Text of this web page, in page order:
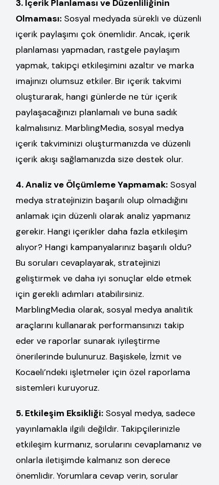
3. İçerik Planlaması ve Düzenliliğinin
Olmaması: Sosyal medyada sürekli ve düzenli
içerik paylaşımı çok önemlidir. Ancak, içerik
planlaması yapmadan, rastgele paylaşım
yapmak, takipçi etkileşimini azaltır ve marka
imajınızı olumsuz etkiler. Bir içerik takvimi
oluşturarak, hangi günlerde ne tür içerik
paylaşacağınızı planlamalı ve buna sadık
kalmalısınız. MarblingMedia, sosyal medya
içerik takviminizi oluşturmanızda ve düzenli
içerik akışı sağlamanızda size destek olur.
4. Analiz ve Ölçümleme Yapmamak: Sosyal
medya stratejinizin başarılı olup olmadığını
anlamak için düzenli olarak analiz yapmanız
gerekir. Hangi içerikler daha fazla etkileşim
alıyor? Hangi kampanyalarınız başarılı oldu?
Bu soruları cevaplayarak, stratejinizi
geliştirmek ve daha iyi sonuçlar elde etmek
için gerekli adımları atabilirsiniz.
MarblingMedia olarak, sosyal medya analitik
araçlarını kullanarak performansınızı takip
eder ve raporlar sunarak iyileştirme
önerilerinde bulunuruz. Başiskele, İzmit ve
Kocaeli’ndeki işletmeler için özel raporlama
sistemleri kuruyoruz.
5. Etkileşim Eksikliği: Sosyal medya, sadece
yayınlamakla ilgili değildir. Takipçilerinizle
etkileşim kurmanız, sorularını cevaplamanız ve
onlarla iletişimde kalmanız son derece
önemlidir. Yorumlara cevap verin, sorular